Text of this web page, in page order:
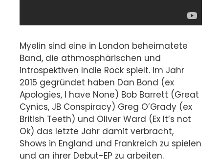
Myelin sind eine in London beheimatete
Band, die athmosphärischen und
introspektiven Indie Rock spielt. Im Jahr
2015 gegründet haben Dan Bond (ex
Apologies, I have None) Bob Barrett (Great
Cynics, JB Conspiracy) Greg O’Grady (ex
British Teeth) und Oliver Ward (Ex It’s not
Ok) das letzte Jahr damit verbracht,
Shows in England und Frankreich zu spielen
und an ihrer Debut-EP zu arbeiten.